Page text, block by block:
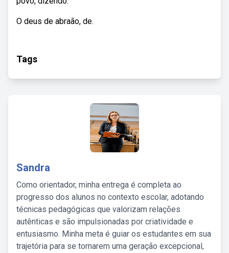
O deus de abraão, de.
Tags
Sandra
Como orientador, minha entrega é completa ao
progresso dos alunos no contexto escolar, adotando
técnicas pedagógicas que valorizam relações
autênticas e são impulsionadas por criatividade e
entusiasmo. Minha meta é guiar os estudantes em sua
trajetória para se tornarem uma geração excepcional,